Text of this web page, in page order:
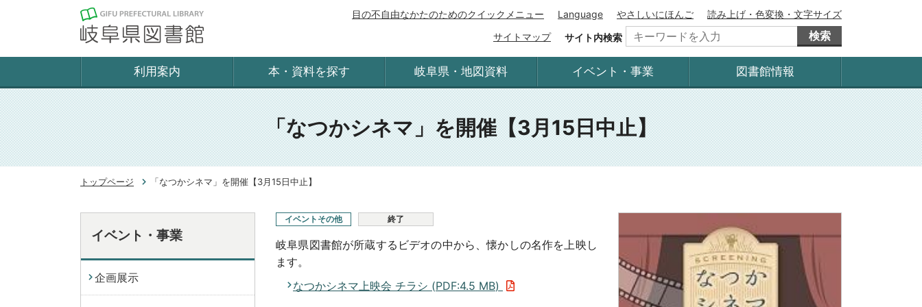
目の不自由なかたのためのクイックメニュー Language やさしいにほんご
読み上げ・色変換・文字サイズ
サイトマップ
サイト内検索 検索
利用案内 本・資料を探す 岐阜県・地図資料 イベント・事業 図書館情報
「なつかシネマ」を開催【3月15日中止】
トップページ 「なつかシネマ」を開催【3月15日中止】
イベントその他 終了
岐阜県図書館が所蔵するビデオの中から、懐かしの名作を上映し
ます。
なつかシネマ上映会 チラシ (PDF:4.5 MB)
イベント・事業
企画展示